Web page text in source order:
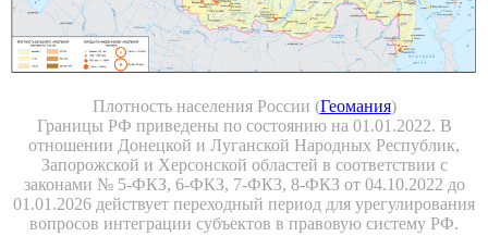
Плотность населения России (Геомания)
Границы РФ приведены по состоянию на 01.01.2022. В
отношении Донецкой и Луганской Народных Республик,
Запорожской и Херсонской областей в соответствии с
законами № 5-ФКЗ, 6-ФКЗ, 7-ФКЗ, 8-ФКЗ от 04.10.2022 до
01.01.2026 действует переходный период для урегулирования
вопросов интеграции субъектов в правовую систему РФ.